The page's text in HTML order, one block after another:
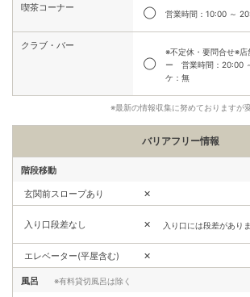
喫茶コーナー
◯ 営業時間：10:00 ～
クラブ・バー
◯
※不定休・要問合せ※
ー 営業時間：20:00
ケ：無
※最新の情報収集に努めておりますが
バリアフリー情報
階段移動
玄関前スロープあり ✕
入り口段差なし ✕ 入り口には段差がありま
エレベーター(平屋含む) ✕
風呂 ※有料貸切風呂は除く